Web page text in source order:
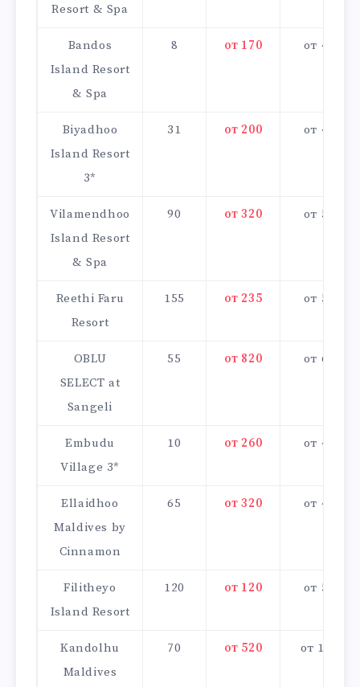
Resort & Spa
Bandos
Island Resort
& Spa
8 от 170 от 4000
Biyadhoo
Island Resort
3*
31 от 200 от 4100
Vilamendhoo
Island Resort
& Spa
90 от 320 от 5500
Reethi Faru
Resort
155 от 235 от 5000
OBLU
SELECT at
Sangeli
55 от 820 от 6000
Embudu
Village 3*
10 от 260 от 4000
Ellaidhoo
Maldives by
Cinnamon
65 от 320 от 4000
Filitheyo
Island Resort
120 от 120 от 5000
Kandolhu
Maldives
70 от 520 от 10000